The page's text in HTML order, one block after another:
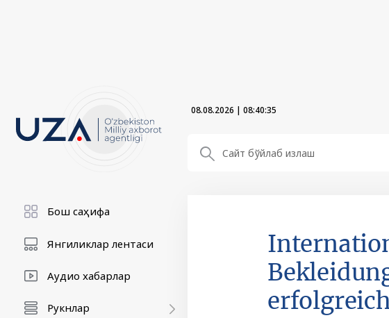
08.08.2026 | 08:40:36
Бош саҳифа
Янгиликлар лентаси
Аудио хабарлар
Рукнлар